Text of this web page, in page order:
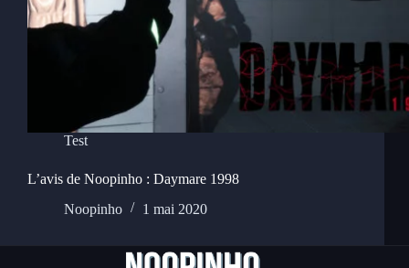
Test
L’avis de Noopinho : Daymare 1998
Noopinho
1 mai 2020